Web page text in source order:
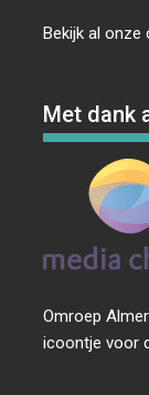
Bekijk al onze
Met dank
Omroep
icoontje voor